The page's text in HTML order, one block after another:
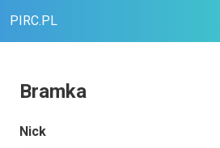
PIRC.PL
Bramka
Nick